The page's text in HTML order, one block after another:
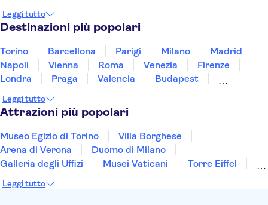
Tunisia
Turchia Vietnam
Leggi tutto
Destinazioni più popolari
Torino Barcellona Parigi Milano
Madrid
Napoli
Vienna Roma Venezia
Firenze
Londra
Praga Valencia
Budapest
Palermo
Leggi tutto
Attrazioni più popolari
Museo Egizio di Torino
Villa Borghese
Arena di Verona
Duomo di Milano
Galleria degli Uffizi
Musei Vaticani
Torre Eiffel
Reggia di Caserta
Leggi tutto